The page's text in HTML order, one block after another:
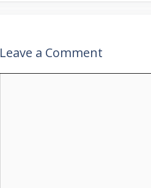
Leave a Comment